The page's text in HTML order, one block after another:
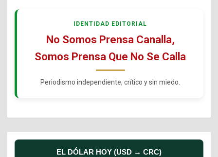
IDENTIDAD EDITORIAL
No Somos Prensa Canalla,
Somos Prensa Que No Se Calla
Periodismo independiente, crítico y sin miedo.
EL DÓLAR HOY (USD → CRC)